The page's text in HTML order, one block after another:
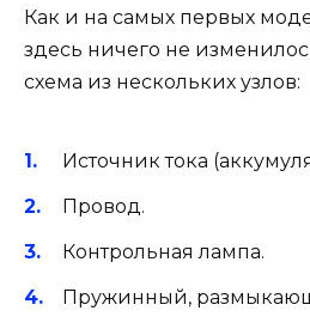
Как и на самых первых
здесь ничего не
схема из нескольких узлов:
Источник тока
Провод.
Контрольная лампа.
Пружинный,